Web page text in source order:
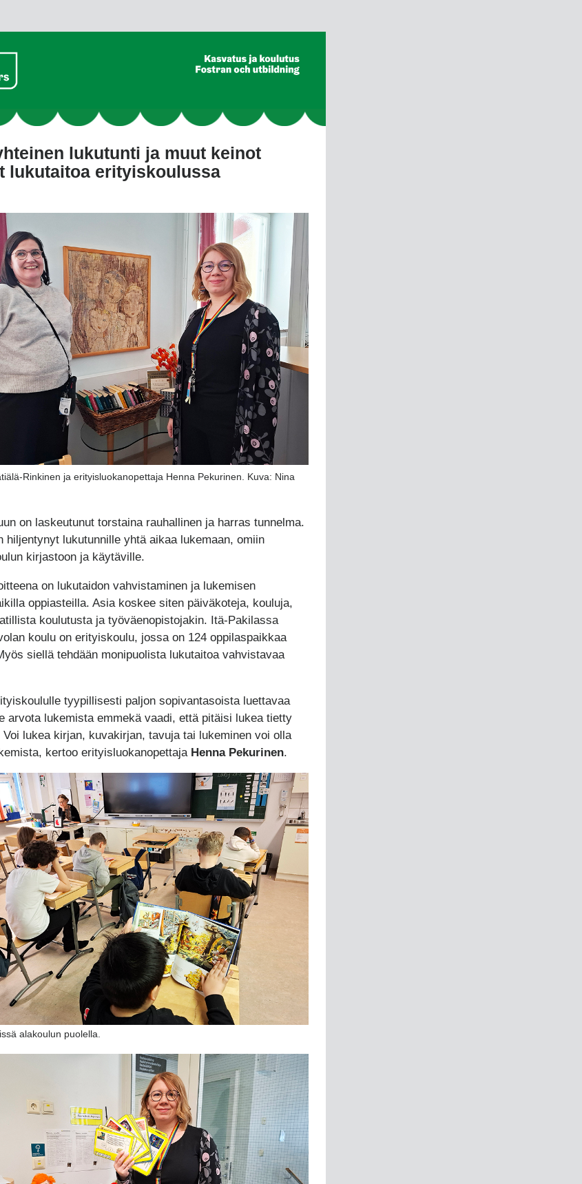
lukutunti ja muut keinot
lukutaitoa erityiskoulussa
Rinkinen ja erityisluokanopettaja Henna Pekurinen. Kuva: Nina
on laskeutunut torstaina rauhallinen ja harras tunnelma.
hiljentynyt lukutunnille yhtä aikaa lukemaan, omiin
kirjastoon ja käytäville.
on lukutaidon vahvistaminen ja lukemisen
oppiasteilla. Asia koskee siten päiväkoteja, kouluja,
koulutusta ja työväenopistojakin. Itä-Pakilassa
koulu on erityiskoulu, jossa on 124 oppilaspaikkaa
siellä tehdään monipuolista lukutaitoa vahvistavaa
tyypillisesti paljon sopivantasoista luettavaa
arvota lukemista emmekä vaadi, että pitäisi lukea tietty
lukea kirjan, kuvakirjan, tavuja tai lukeminen voi olla
kertoo erityisluokanopettaja Henna Pekurinen.
alakoulun puolella.